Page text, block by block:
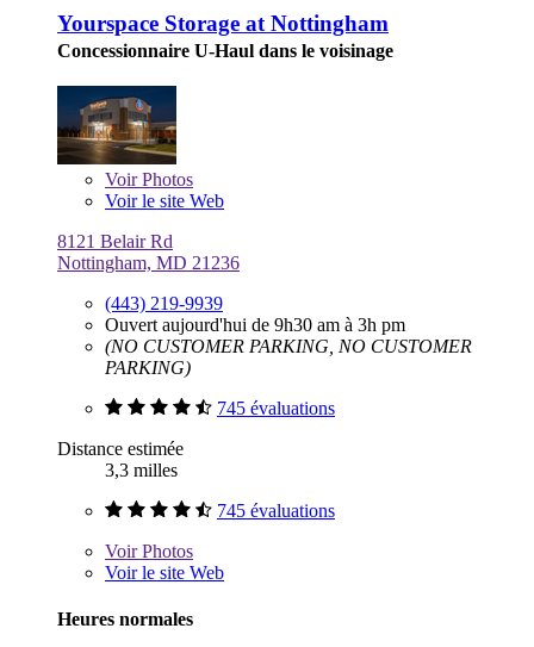
Yourspace Storage at Nottingham
Concessionnaire U-Haul dans le voisinage
VoirPhotos
Voir le site Web
8121 Belair Rd
Nottingham, MD 21236
(443) 219-9939
Ouvert aujourd'hui de 9h30 am à 3h pm
(NO CUSTOMER PARKING, NO CUSTOMER
PARKING)
745 évaluations
Distance estimée
3,3 milles
745 évaluations
VoirPhotos
Voir le site Web
Heures normales